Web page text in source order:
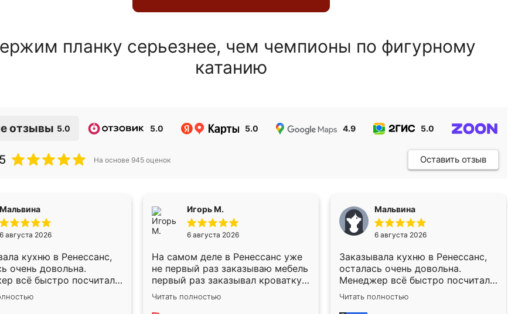
планку серьезнее, чем чемпионы по фигурному
катанию
отзывы 5.0 5.0 5.0 4.9 5.0
На основе 945 оценок Оставить отзыв
Мальвина
6 августа 2026
кухню в Ренессанс,
очень довольна.
всё быстро посчитала,
отвечала сразу.
приехал в субботу,
Игорь М.
6 августа 2026
На самом деле в Ренессанс уже
не первый раз заказываю мебель
первый раз заказывал кроватку
для маленького ребёнка при его
рождении ,во второй раз заказал
Читать полностью
Мальвина
6 августа 2026
Заказывала кухню в Ренессанс,
осталась очень довольна.
Менеджер всё быстро посчитала,
на вопросы отвечала сразу.
Замерщик приехал в субботу,
Читать полностью